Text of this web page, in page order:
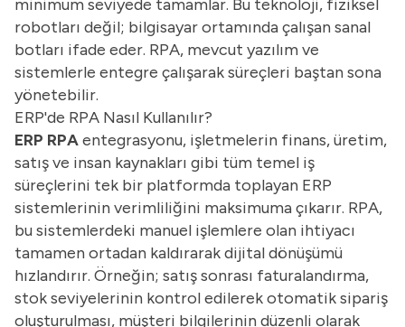
minimum seviyede tamamlar. Bu teknoloji, fiziksel
robotları değil; bilgisayar ortamında çalışan sanal
botları ifade eder. RPA, mevcut yazılım ve
sistemlerle entegre çalışarak süreçleri baştan sona
yönetebilir.
ERP'de RPA Nasıl Kullanılır?
ERP RPAentegrasyonu, işletmelerin finans, üretim,
satış ve insan kaynakları gibi tüm temel iş
süreçlerini tek bir platformda toplayan ERP
sistemlerinin verimliliğini maksimuma çıkarır. RPA,
bu sistemlerdeki manuel işlemlere olan ihtiyacı
tamamen ortadan kaldırarak dijital dönüşümü
hızlandırır. Örneğin; satış sonrası faturalandırma,
stok seviyelerinin kontrol edilerek otomatik sipariş
oluşturulması, müşteri bilgilerinin düzenli olarak